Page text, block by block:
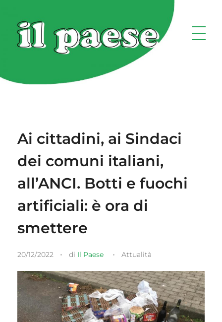
Ai cittadini, ai Sindaci
dei comuni italiani,
all’ANCI. Botti e fuochi
artificiali: è ora di
smettere
20/12/2022 di Il Paese Attualità